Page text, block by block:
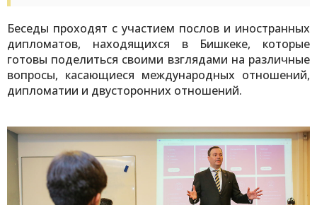
Беседы проходят с участием послов и иностранных
дипломатов, находящихся в Бишкеке, которые
готовы поделиться своими взглядами на различные
вопросы, касающиеся международных отношений,
дипломатии и двусторонних отношений.